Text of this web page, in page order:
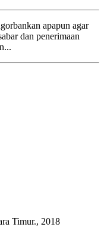
apapun agar
dan penerimaan
Timur., 2018